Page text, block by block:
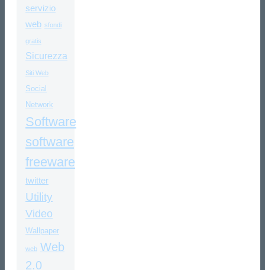
servizio
web sfondi
gratis
Sicurezza
Siti Web
Social
Network
Software
software
freeware
twitter
Utility
Video
Wallpaper
web Web
2.0